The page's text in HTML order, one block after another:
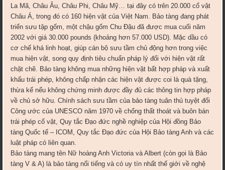
La Mã, Châu Âu, Châu Phi, Châu Mỹ… tại đây có trên 20.000 cổ vật
Châu Á, trong đó có 160 hiện vật của Việt Nam. Bảo tàng đang phát
triển sưu tập gốm, một chậu gốm Chu Đậu đã được mua cuối năm
2002 với giá 30.000 pounds (khoảng hơn 57.000 USD). Mặc dầu có
cơ chế khá linh hoạt, giúp cán bộ sưu tầm chủ động hơn trong việc
mua hiện vật, song quy định tiêu chuẩn pháp lý đối với hiện vật rất
chặt chẽ. Bảo tàng không mua những hiện vật bất hợp pháp và xuất
khẩu trái phép, không chấp nhận các hiện vật được coi là quà tặng,
thừa kế nếu không chứng minh được đầy đủ các thông tin hợp pháp
về chủ sở hữu. Chính sách sưu tầm của bảo tàng tuân thủ tuyệt đối
Công ước của UNESCO năm 1970 về chống thất thoát và buôn bán
trái phép cổ vật, Quy tắc Đạo đức nghề nghiệp của Hội đồng Bảo
tàng Quốc tế – ICOM, Quy tắc Đạo đức của Hội Bảo tàng Anh và các
luật pháp có liên quan.
Bảo tàng mang tên Nữ hoàng Anh Victoria và Albert (còn gọi là Bảo
tàng V & A) là bảo tàng nổi tiếng và có uy tín nhất thế giới về nghệ